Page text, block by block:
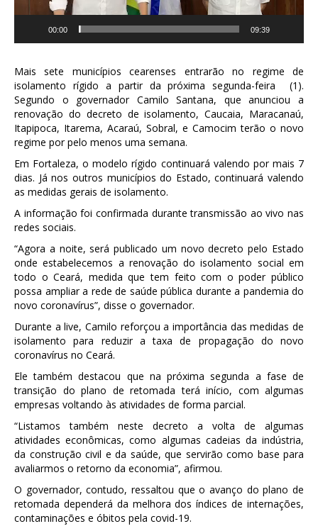
00:00 09:39
Mais sete municípios cearenses entrarão no regime de
isolamento rígido a partir da próxima segunda-feira (1).
Segundo o governador Camilo Santana, que anunciou a
renovação do decreto de isolamento, Caucaia, Maracanaú,
Itapipoca, Itarema, Acaraú, Sobral, e Camocim terão o novo
regime por pelo menos uma semana.
Em Fortaleza, o modelo rígido continuará valendo por mais 7
dias. Já nos outros municípios do Estado, continuará valendo
as medidas gerais de isolamento.
A informação foi confirmada durante transmissão ao vivo nas
redes sociais.
“Agora a noite, será publicado um novo decreto pelo Estado
onde estabelecemos a renovação do isolamento social em
todo o Ceará, medida que tem feito com o poder público
possa ampliar a rede de saúde pública durante a pandemia do
novo coronavírus”, disse o governador.
Durante a live, Camilo reforçou a importância das medidas de
isolamento para reduzir a taxa de propagação do novo
coronavírus no Ceará.
Ele também destacou que na próxima segunda a fase de
transição do plano de retomada terá início, com algumas
empresas voltando às atividades de forma parcial.
“Listamos também neste decreto a volta de algumas
atividades econômicas, como algumas cadeias da indústria,
da construção civil e da saúde, que servirão como base para
avaliarmos o retorno da economia”, afirmou.
O governador, contudo, ressaltou que o avanço do plano de
retomada dependerá da melhora dos índices de internações,
contaminações e óbitos pela covid-19.